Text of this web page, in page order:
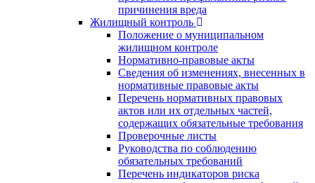
причинения вреда
Жилищный контроль
Положение о муниципальном
жилищном контроле
Нормативно-правовые акты
Сведения об изменениях, внесенных в
нормативные правовые акты
Перечень нормативных правовых
актов или их отдельных частей,
содержащих обязательные требования
Проверочные листы
Руководства по соблюдению
обязательных требований
Перечень индикаторов риска